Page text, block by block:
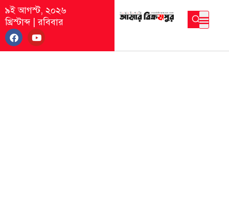
৯ই আগস্ট, ২০২৬
খ্রিস্টাব্দ|রবিবার